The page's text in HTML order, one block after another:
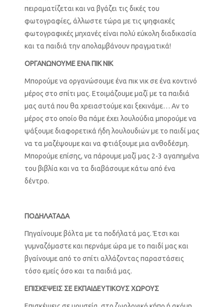
πειραματίζεται και να βγάζει τις δικές του
φωτογραφίες, άλλωστε τώρα με τις ψηφιακές
φωτογραφικές μηχανές είναι πολύ εύκολη διαδικασία
και τα παιδιά την απολαμβάνουν πραγματικά!
ΟΡΓΑΝΩΝΟΥΜΕ ΕΝΑ ΠΙΚ ΝΙΚ
Μπορούμε να οργανώσουμε ένα πικ νικ σε ένα κοντινό
μέρος στο σπίτι μας. Ετοιμάζουμε μαζί με τα παιδιά
μας αυτά που θα χρειαστούμε και ξεκινάμε… Αν το
μέρος στο οποίο θα πάμε έχει λουλούδια μπορούμε να
ψάξουμε διαφορετικά ήδη λουλουδιών με το παιδί μας
να τα μαζέψουμε και να φτιάξουμε μια ανθοδέσμη.
Μπορούμε επίσης, να πάρουμε μαζί μας 2-3 αγαπημένα
του βιβλία και να τα διαβάσουμε κάτω από ένα
δέντρο.
ΠΟΔΗΛΑΤΑΔΑ
Πηγαίνουμε βόλτα με τα ποδήλατά μας. Έτσι και
γυμναζόμαστε και περνάμε ώρα με το παιδί μας και
βγαίνουμε από το σπίτι αλλάζοντας παραστάσεις
τόσο εμείς όσο και τα παιδιά μας.
ΕΠΙΣΚΕΨΕΙΣ ΣΕ ΕΚΠΑΙΔΕΥΤΙΚΟΥΣ ΧΩΡΟΥΣ